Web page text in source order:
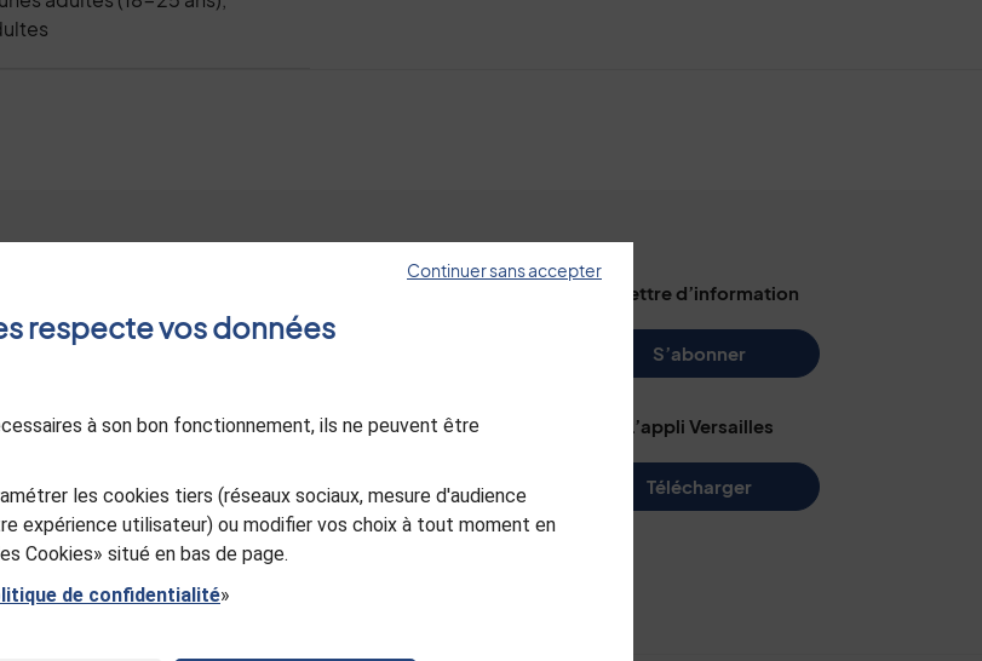
de Paris RP1144
contacter
Jeunes à Versailles
Ancienne Poste de
Office de Tourisme
La lettre d’information
S’abonner
L’appli Versailles
Télécharger
Continuer sans accepter
respecte vos données
à son bon fonctionnement, ils ne peuvent être
les cookies tiers (réseaux sociaux, mesure d'audience
expérience utilisateur) ou modifier vos choix à tout moment en
Cookies» situé en bas de page.
de confidentialité»